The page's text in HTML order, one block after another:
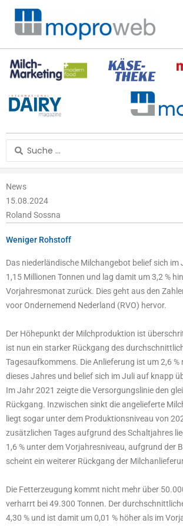
Zum
Inhalt
springen
Search
...
News
15.08.2024
Roland Sossna
Weniger Rohstoff
Das niederländische Milchangebot belief sich im
1,15 Millionen Tonnen und lag damit um 3,2 %
Vorjahresmonat zurück. Dies geht aus den
voor Ondernemend Nederland (RVO) hervor.
Der Höhepunkt der Milchproduktion ist
ist nun ein starker Rückgang des
Tagesaufkommens. Die Anlieferung ist um 2,6
dieses Jahres und belief sich im Juli auf knapp
Im Jahr 2021 zeigte die Versorgungslinie den
Rückgang. Inzwischen sinkt die angelieferte
liegt sogar unter dem Produktionsniveau von
zusätzlichen Tages aufgrund des Schaltjahres
1,6 % unter dem Vorjahresniveau, aufgrund der
scheint ein weiterer Rückgang der
Die Fetterzeugung kommt nicht mehr über
verharrt bei 49.300 Tonnen. Der
4,30 % und ist damit um 0,01 % höher als im